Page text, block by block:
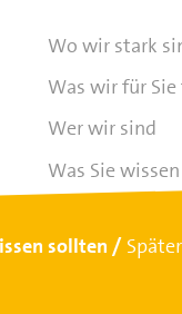
Wo wir stark
Was wir für
Wer wir sind
Was Sie
sollten